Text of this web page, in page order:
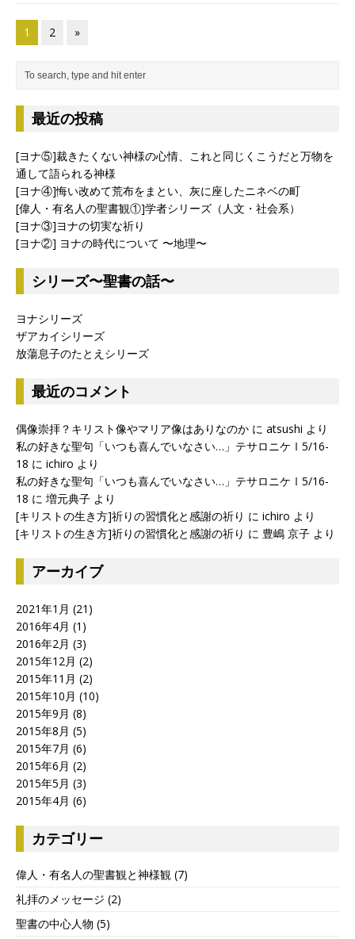
1 2 »
最近の投稿
[ヨナ⑤]裁きたくない神様の心情、これと同じくこうだと万物を
通して語られる神様
[ヨナ④]悔い改めて荒布をまとい、灰に座したニネベの町
[偉人・有名人の聖書観①]学者シリーズ（人文・社会系）
[ヨナ③]ヨナの切実な祈り
[ヨナ②] ヨナの時代について 〜地理〜
シリーズ〜聖書の話〜
ヨナシリーズ
ザアカイシリーズ
放蕩息子のたとえシリーズ
最近のコメント
偶像崇拝？キリスト像やマリア像はありなのか に atsushi より
私の好きな聖句「いつも喜んでいなさい…」テサロニケⅠ5/16-
18 に ichiro より
私の好きな聖句「いつも喜んでいなさい…」テサロニケⅠ5/16-
18 に 増元典子 より
[キリストの生き方]祈りの習慣化と感謝の祈り に ichiro より
[キリストの生き方]祈りの習慣化と感謝の祈り に 豊嶋 京子 より
アーカイブ
2021年1月 (21)
2016年4月 (1)
2016年2月 (3)
2015年12月 (2)
2015年11月 (2)
2015年10月 (10)
2015年9月 (8)
2015年8月 (5)
2015年7月 (6)
2015年6月 (2)
2015年5月 (3)
2015年4月 (6)
カテゴリー
偉人・有名人の聖書観と神様観 (7)
礼拝のメッセージ (2)
聖書の中心人物 (5)